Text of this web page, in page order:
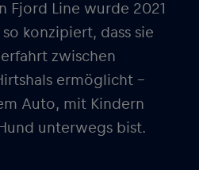
Fjord Line wurde 2021
konzipiert, dass sie
zwischen
ermöglicht –
Auto, mit Kindern
unterwegs bist.